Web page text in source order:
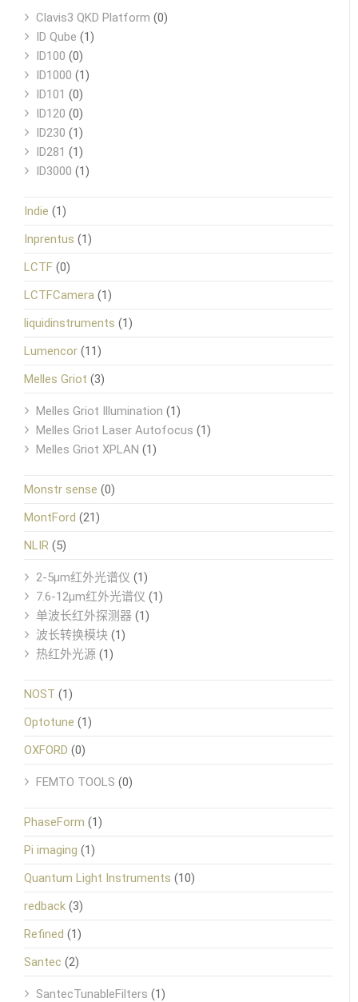
Clavis3 QKD Platform (0)
ID Qube (1)
ID100 (0)
ID1000 (1)
ID101 (0)
ID120 (0)
ID230 (1)
ID281 (1)
ID3000 (1)
Indie (1)
Inprentus (1)
LCTF (0)
LCTFCamera (1)
liquidinstruments (1)
Lumencor (11)
Melles Griot (3)
Melles Griot Illumination (1)
Melles Griot Laser Autofocus (1)
Melles Griot XPLAN (1)
Monstr sense (0)
MontFord (21)
NLIR (5)
2-5μm红外光谱仪 (1)
7.6-12μm红外光谱仪 (1)
单波长红外探测器 (1)
波长转换模块 (1)
热红外光源 (1)
NOST (1)
Optotune (1)
OXFORD (0)
FEMTO TOOLS (0)
PhaseForm (1)
Pi imaging (1)
Quantum Light Instruments (10)
redback (3)
Refined (1)
Santec (2)
SantecTunableFilters (1)